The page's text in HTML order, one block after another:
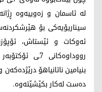
لە ئاسمان و زەوییەوە
سیناریۆیەکی بۆ
ئەوکات و ئێستاش،
رووداوەکانی
بنیامین ناتانیاهۆ
دەست لەکار بکێشێتەوە.